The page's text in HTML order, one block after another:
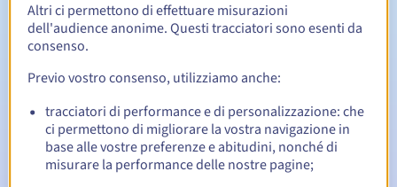
Notifiche automatiche:
Email di notifica:60, 30, 15, 7 e 3 giorni prima della
scadenza
Email il giorno della scadenzaper notificare la
sospensione del nome di dominio
Altri ci permettono di effettuare misurazioni
dell'audience anonime. Questi tracciatori sono esenti da
consenso.
Previo vostro consenso, utilizziamo anche:
tracciatori di performance e di personalizzazione: che
ci permettono di migliorare la vostra navigazione in
base alle vostre preferenze e abitudini, nonché di
misurare la performance delle nostre pagine;